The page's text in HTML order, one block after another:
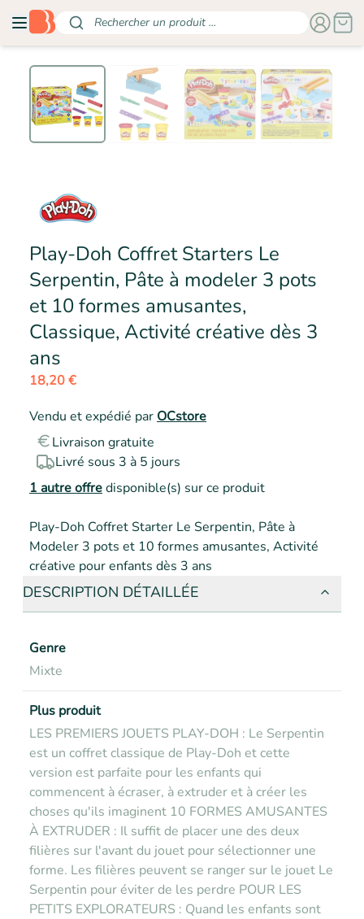
Rechercher un produit ...
Play-Doh Coffret Starters Le
Serpentin, Pâte à modeler 3 pots
et 10 formes amusantes,
Classique, Activité créative dès 3
ans
18,20 €
Vendu et expédié par OCstore
Livraison gratuite
Livré sous 3 à 5 jours
1 autre offredisponible(s) sur ce produit
Play-Doh Coffret Starter Le Serpentin, Pâte à
Modeler 3 pots et 10 formes amusantes, Activité
créative pour enfants dès 3 ans
DESCRIPTION DÉTAILLÉE
Genre
Mixte
Plus produit
LES PREMIERS JOUETS PLAY-DOH : Le Serpentin
est un coffret classique de Play-Doh et cette
version est parfaite pour les enfants qui
commencent à écraser, à extruder et à créer les
choses qu'ils imaginent 10 FORMES AMUSANTES
À EXTRUDER : Il suffit de placer une des deux
filières sur l'avant du jouet pour sélectionner une
forme. Les filières peuvent se ranger sur le jouet Le
Serpentin pour éviter de les perdre POUR LES
PETITS EXPLORATEURS : Quand les enfants sont